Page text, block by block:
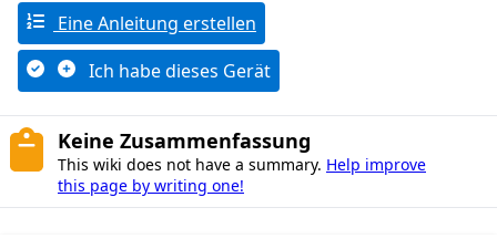
Eine Anleitung erstellen
Ich habe dieses Gerät
Keine Zusammenfassung
This wiki does not have a summary. Help improve
this page by writing one!